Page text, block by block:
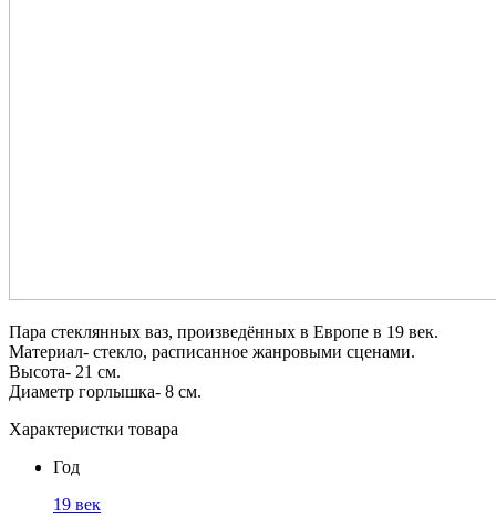
Пара стеклянных ваз, произведённых в Европе в 19 век.
Материал- стекло, расписанное жанровыми сценами.
Высота- 21 см.
Диаметр горлышка- 8 см.
Характеристки товара
Год
19 век